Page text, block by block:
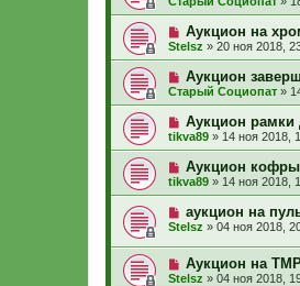
Аукцион на
Stelsz » 20 ноя 2018,
Аукцион
Старый Социопат »
Аукцион рамки
tikva89 » 14 ноя 2018,
Аукцион кофры
tikva89 » 14 ноя 2018,
аукцион на
Stelsz » 04 ноя 2018,
Аукцион на
Stelsz » 04 ноя 2018,